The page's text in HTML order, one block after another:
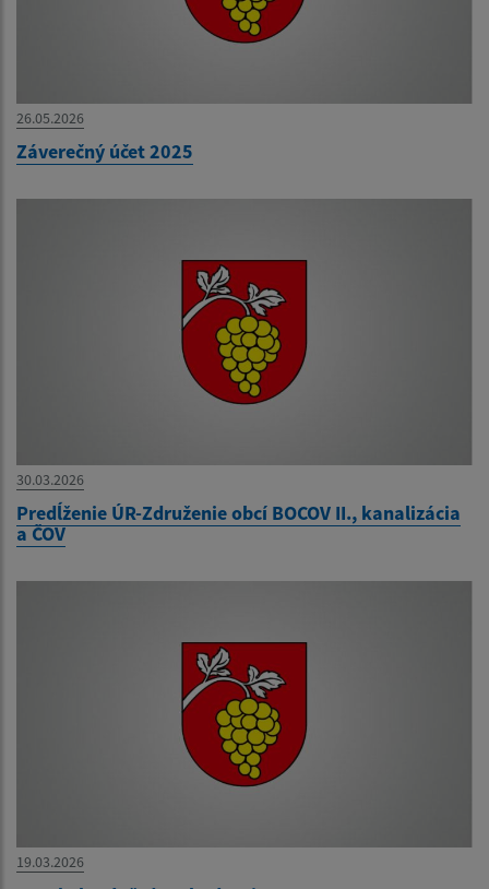
26.05.2026
Záverečný účet 2025
30.03.2026
Predĺženie ÚR-Združenie obcí BOCOV II., kanalizácia
a ČOV
19.03.2026